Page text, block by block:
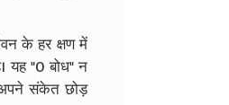
के हर क्षण में
यह "0 बोध" न
अपने संकेत छोड़